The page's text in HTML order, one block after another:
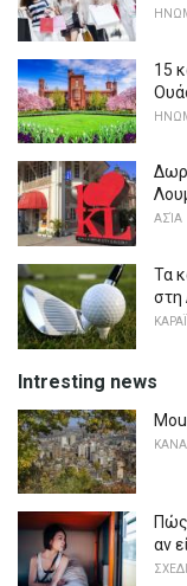
15
ΑΣΊΑ
Τα
στη
Intresting news
Πώς
αν